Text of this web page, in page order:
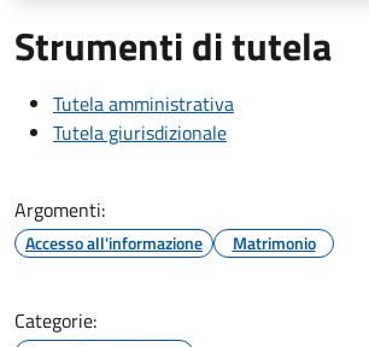
Strumenti di tutela
Tutela amministrativa
Tutela giurisdizionale
Argomenti:
Accesso all'informazione Matrimonio
Categorie: